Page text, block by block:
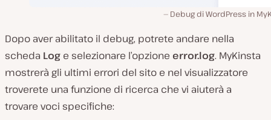
Debug di WordPress in
Dopo aver abilitato il debug, potrete andare nella
scheda Log e selezionare l’opzione error.log. MyKinsta
mostrerà gli ultimi errori del sito e nel visualizzatore
troverete una funzione di ricerca che vi aiuterà a
trovare voci specifiche: